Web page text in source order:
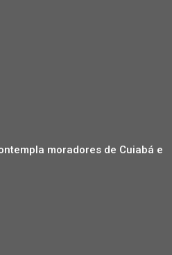
moradores de Cuiabá e